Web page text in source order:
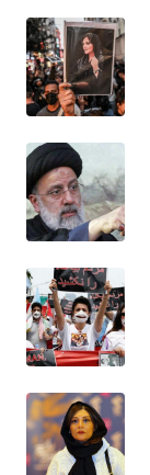
WN
SULTRA
WN
NTB
WN
WN
SULBAR
WN
BABEL